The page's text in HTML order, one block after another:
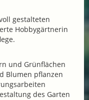
gestalteten
Hobbygärtnerin
und Grünflächen
Blumen pflanzen
des Garten